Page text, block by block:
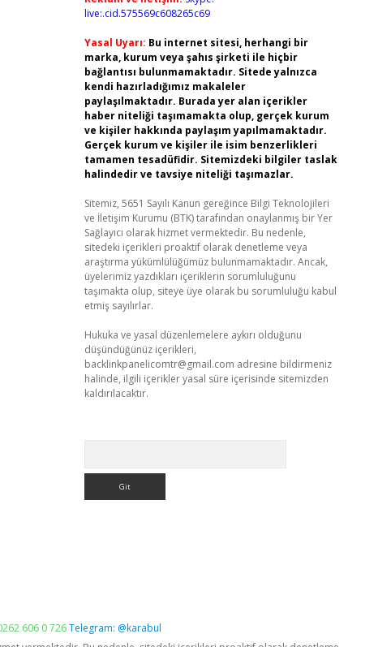
live:.cid.575569c608265c69
Yasal Uyarı: Bu internet sitesi, herhangi bir
marka, kurum veya şahıs şirketi ile hiçbir
bağlantısı bulunmamaktadır. Sitede yalnızca
kendi hazırladığımız makaleler
paylaşılmaktadır. Burada yer alan içerikler
haber niteliği taşımamakta olup, gerçek kurum
ve kişiler hakkında paylaşım yapılmamaktadır.
Gerçek kurum ve kişiler ile isim benzerlikleri
tamamen tesadüfidir. Sitemizdeki bilgiler taslak
halindedir ve tavsiye niteliği taşımazlar.
Sitemiz, 5651 Sayılı Kanun gereğince Bilgi Teknolojileri
ve İletişim Kurumu (BTK) tarafından onaylanmış bir Yer
Sağlayıcı olarak hizmet vermektedir. Bu nedenle,
sitedeki içerikleri proaktif olarak denetleme veya
araştırma yükümlülüğümüz bulunmamaktadır. Ancak,
üyelerimiz yazdıkları içeriklerin sorumluluğunu
taşımakta olup, siteye üye olarak bu sorumluluğu kabul
etmiş sayılırlar.
Hukuka ve yasal düzenlemelere aykırı olduğunu
düşündüğünüz içerikleri,
backlinkpanelicomtr@gmail.com adresine bildirmeniz
halinde, ilgili içerikler yasal süre içerisinde sitemizden
kaldırılacaktır.
606 0 726Telegram: @karabul